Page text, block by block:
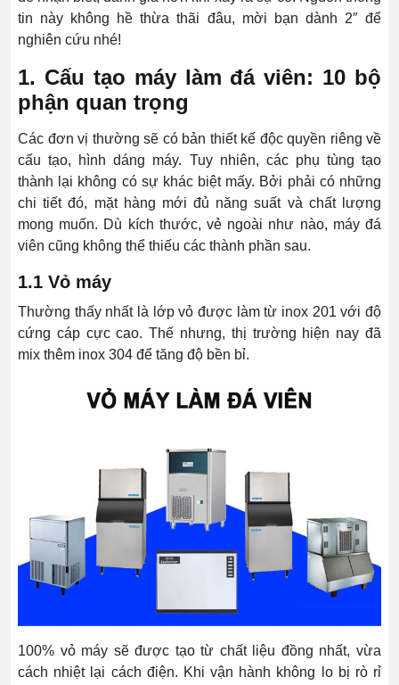
tin này không hề thừa thãi đâu, mời bạn dành 2″ để
nghiên cứu nhé!
1. Cấu tạo máy làm đá viên: 10 bộ
phận quan trọng
Các đơn vị thường sẽ có bản thiết kế độc quyền riêng về
cấu tạo, hình dáng máy. Tuy nhiên, các phụ tùng tạo
thành lại không có sự khác biệt mấy. Bởi phải có những
chi tiết đó, mặt hàng mới đủ năng suất và chất lượng
mong muốn. Dù kích thước, vẻ ngoài như nào, máy đá
viên cũng không thể thiếu các thành phần sau.
1.1 Vỏ máy
Thường thấy nhất là lớp vỏ được làm từ inox 201 với độ
cứng cáp cực cao. Thế nhưng, thị trường hiện nay đã
mix thêm inox 304 để tăng độ bền bỉ.
100% vỏ máy sẽ được tạo từ chất liệu đồng nhất, vừa
cách nhiệt lại cách điện. Khi vận hành không lo bị rò rỉ